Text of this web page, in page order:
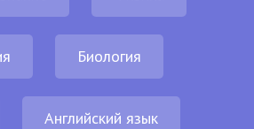
Биология
Английский язык